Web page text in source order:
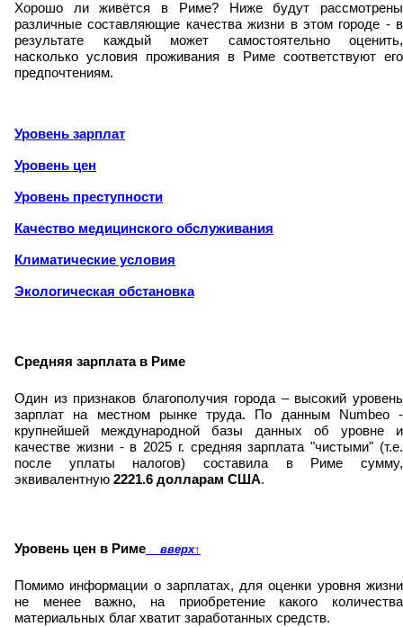
Хорошо ли живётся в Риме? Ниже будут рассмотрены
различные составляющие качества жизни в этом городе - в
результате каждый может самостоятельно оценить,
насколько условия проживания в Риме соответствуют его
предпочтениям.
Уровень зарплат
Уровень цен
Уровень преступности
Качество медицинского обслуживания
Климатические условия
Экологическая обстановка
Средняя зарплата в Риме
Один из признаков благополучия города – высокий уровень
зарплат на местном рынке труда. По данным Numbeo -
крупнейшей международной базы данных об уровне и
качестве жизни - в 2025 г. средняя зарплата "чистыми" (т.е.
после уплаты налогов) составила в Риме сумму,
эквивалентную 2221.6 долларам США.
Уровень цен в Риме вверх↑
Помимо информации о зарплатах, для оценки уровня жизни
не менее важно, на приобретение какого количества
материальных благ хватит заработанных средств.